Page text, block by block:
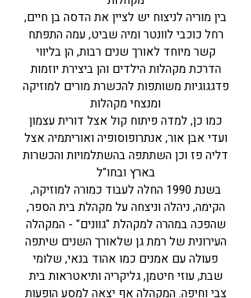
בין מוריה לניצוח יש לציין את הדסה בן חיים,
רחל כוכבי לוונטר ומיה שביט, עמה התפתח
קשר מיוחד לאורך שנים רבות, הן בליווי
הדרכת מקהלות הילדים והן ביצירת יוזמות
פדגגוגיות משותפות להכשרת מורים למוזיקה
ומנצחי מקהלות
כמו כן, למדה פיתוח קול אצל דורית עצמון
ועדי אבן אור, אנתרופוסופיה ואוריתמיה אצל
דליה פז וכן השתתפה בהשתלמויות והכשרות
בארץ ובחו"ל
בשנת 1990 החלה לעבוד כמורה למוזיקה,
הקימה, ניהלה וניצחה על מקהלת בית הספר,
שהפכה במהרה למקהלת "גוונים" - המקהלה
העירונית של רמת גן שלאורך השנים שיתפה
פעולה עם אמנים כמו אהוד בנאי, שלומי
שבת, עוזי חיטמן, גליקריה ותיאטראות בית
צבי וחיפה. המקהלה אף יצאה למסע הופעות